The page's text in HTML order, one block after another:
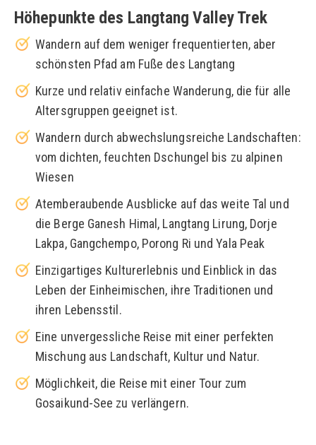
Höhepunkte des Langtang Valley Trek
Wandern auf dem weniger frequentierten, aber
schönsten Pfad am Fuße des Langtang
Kurze und relativ einfache Wanderung, die für alle
Altersgruppen geeignet ist.
Wandern durch abwechslungsreiche Landschaften:
vom dichten, feuchten Dschungel bis zu alpinen
Wiesen
Atemberaubende Ausblicke auf das weite Tal und
die Berge Ganesh Himal, Langtang Lirung, Dorje
Lakpa, Gangchempo, Porong Ri und Yala Peak
Einzigartiges Kulturerlebnis und Einblick in das
Leben der Einheimischen, ihre Traditionen und
ihren Lebensstil.
Eine unvergessliche Reise mit einer perfekten
Mischung aus Landschaft, Kultur und Natur.
Möglichkeit, die Reise mit einer Tour zum
Gosaikund-See zu verlängern.